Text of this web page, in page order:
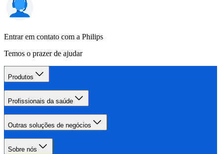
Entrar em contato com a Philips
Temos o prazer de ajudar
Produtos
Profissionais da saúde
Outras soluções de negócios
Sobre nós